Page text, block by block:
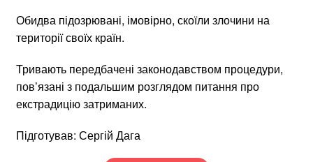
Обидва підозрювані, імовірно, скоїли злочини на
території своїх країн.
Тривають передбачені законодавством процедури,
пов’язані з подальшим розглядом питання про
екстрадицію затриманих.
Підготував: Сергій Дага